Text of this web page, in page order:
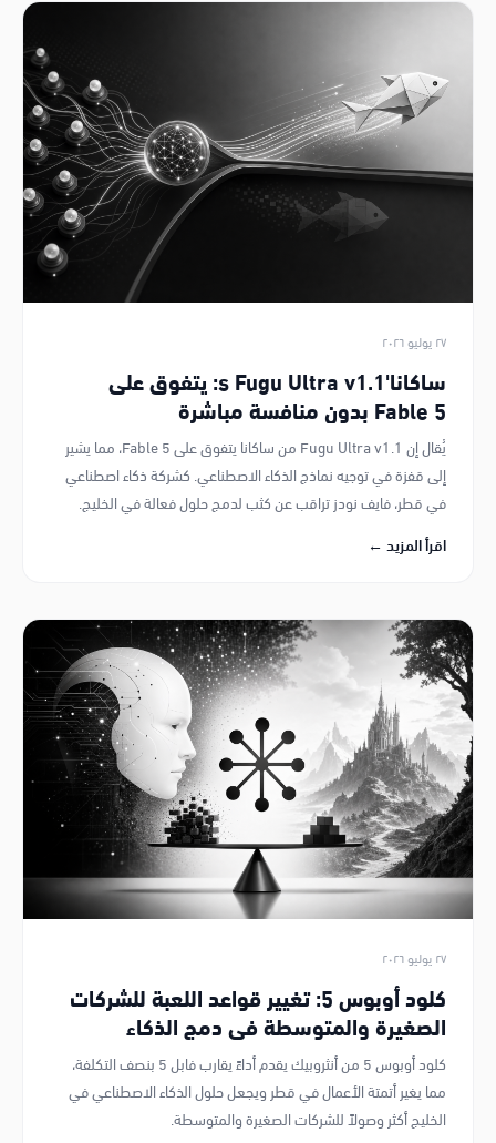
٢٧ يوليو ٢٠٢٦
ساكانا's Fugu Ultra v1.1: يتفوق على
Fable 5 بدون منافسة مباشرة
يُقال إن Fugu Ultra v1.1 من ساكانا يتفوق على Fable 5، مما يشير
إلى قفزة في توجيه نماذج الذكاء الاصطناعي. كشركة ذكاء اصطناعي
في قطر، فايف نودز تراقب عن كثب لدمج حلول فعالة في الخليج.
اقرأ المزيد ←
٢٧ يوليو ٢٠٢٦
كلود أوبوس 5: تغيير قواعد اللعبة للشركات
الصغيرة والمتوسطة في دمج الذكاء
الاصطناعي
كلود أوبوس 5 من أنثروبيك يقدم أداءً يقارب فابل 5 بنصف التكلفة،
مما يغير أتمتة الأعمال في قطر ويجعل حلول الذكاء الاصطناعي في
الخليج أكثر وصولاً للشركات الصغيرة والمتوسطة.